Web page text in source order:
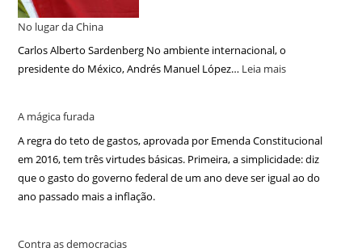
No lugar da China
Carlos Alberto Sardenberg No ambiente internacional, o
presidente do México, Andrés Manuel López… Leia mais
A mágica furada
A regra do teto de gastos, aprovada por Emenda Constitucional
em 2016, tem três virtudes básicas. Primeira, a simplicidade: diz
que o gasto do governo federal de um ano deve ser igual ao do
ano passado mais a inflação.
Contra as democracias